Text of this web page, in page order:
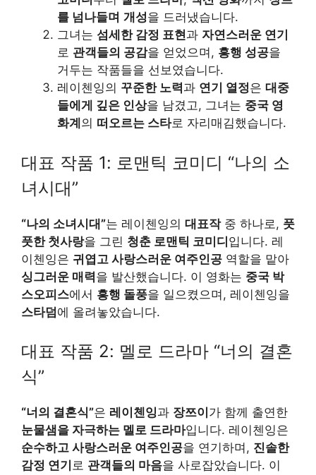
를 넘나들며 개성을 드러냈습니다.
그녀는 섬세한 감정 표현과 자연스러운 연기
로 관객들의 공감을 얻었으며, 흥행 성공을
거두는 작품들을 선보였습니다.
레이첸잉의 꾸준한 노력과 연기 열정은 대중
들에게 깊은 인상을 남겼고, 그녀는 중국 영
화계 의 떠오르는 스타로 자리매김했습니다.
대표 작품 1: 로맨틱 코미디 “나의 소
녀시대”
“나의 소녀시대”는 레이첸잉의 대표작중 하나로, 풋
풋한 첫사랑을 그린 청춘 로맨틱 코미디입니다. 레
이첸잉은 귀엽고 사랑스러운 여주인공 역할을 맡아
싱그러운 매력을 발산했습니다. 이 영화는 중국 박
스오피스에서 흥행 돌풍을 일으켰으며, 레이첸잉을
스타덤에 올려놓았습니다.
대표 작품 2: 멜로 드라마 “너의 결혼
식”
“너의 결혼식”은 레이첸잉과 장쯔이 가 함께 출연한
눈물샘을 자극하는 멜로 드라마입니다. 레이첸잉은
순수하고 사랑스러운 여주인공을 연기하며, 진솔한
감정 연기 로 관객들의 마음을 사로잡았습니다. 이